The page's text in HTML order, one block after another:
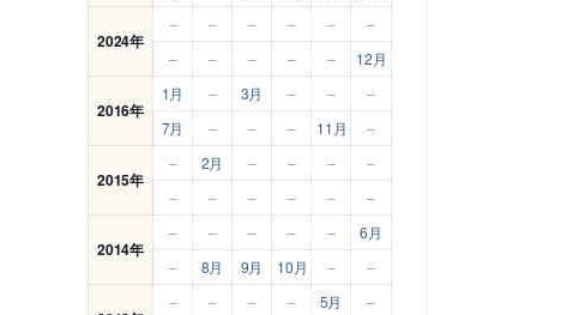
2024年
– – – – –
–
–
– – – – 12月
2016年
1月 – 3月 – –
–
7月
– – – 11月 –
2015年
– 2月 – – –
–
–
– – – – –
2014年
– – – – –
6月
–
8月 9月 10月 – –
– – – – 5月
–